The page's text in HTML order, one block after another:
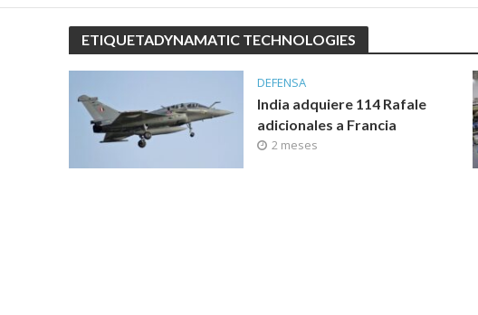
ETIQUETADYNAMATIC TECHNOLOGIES
DEFENSA
India adquiere 114 Rafale
adicionales a Francia
2 meses